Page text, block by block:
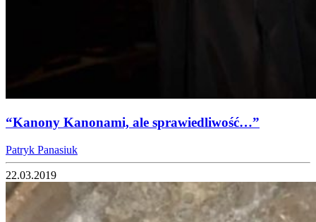
“Kanony Kanonami, ale sprawiedliwość…”
Patryk Panasiuk
22.03.2019